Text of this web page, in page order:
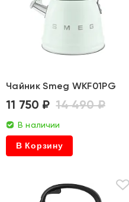
Чайник Smeg WKF01PG
11 750 ₽ 14 490 ₽
В наличии
В Корзину